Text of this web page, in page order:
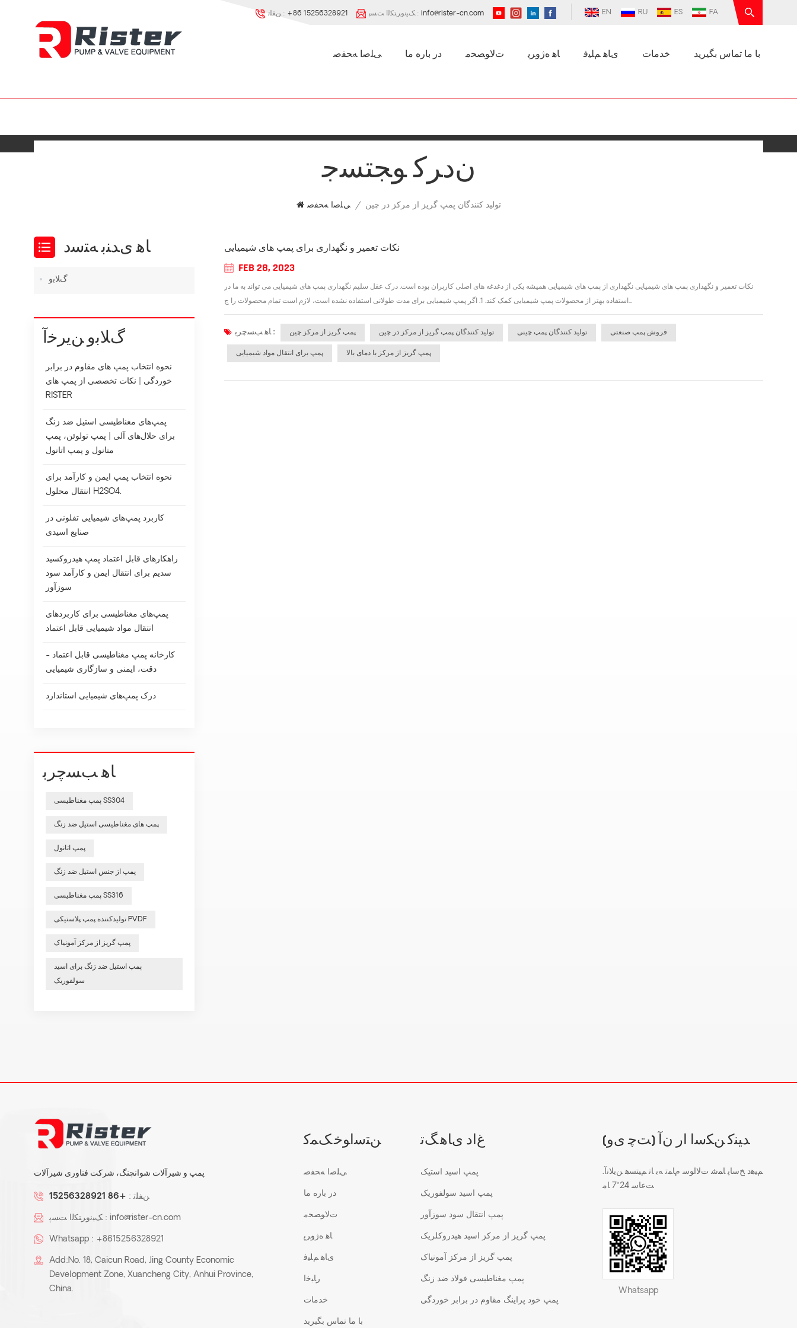
EN RU ES FA ﻦﻔﻠﺗ : +86 15256328921 ﮏﯿﻧﻭﺮﺘﮑﻟﺍ ﺖﺴﭘ : info@rister-cn.com
ﯽﻠﺻﺍ ﻪﺤﻔﺻ در باره ما ﺕﻻ ﻮﺼﺤﻣ ﺎﻫ ﻩﮊﻭﺮﭘ ﯼﺎﻫ ﻢﻠﯿﻓ خدمات با ما تماس بگیرید
ﻥﺩﺮﮐ ﻮﺠﺘﺴﺟ
ﯽﻠﺻﺍ ﻪﺤﻔﺻ / تولید کنندگان پمپ گریز از مرکز در چین
نکات تعمیر و نگهداری برای پمپ های شیمیایی
FEB 28, 2023
نکات تعمیر و نگهداری پمپ های شیمیایی نگهداری از پمپ های شیمیایی همیشه یکی از دغدغه های اصلی کاربران بوده است. درک عقل سلیم نگهداری پمپ های شیمیایی می تواند به ما در
استفاده بهتر از محصولات پمپ شیمیایی کمک کند. 1. اگر پمپ شیمیایی برای مدت طولانی استفاده نشده است، لازم است تمام محصولات را ج...
ﺎﻫ ﺐﺴﭼﺮﺑ : پمپ گریز از مرکز چین تولید کنندگان پمپ گریز از مرکز در چین تولید کنندگان پمپ چینی فروش پمپ صنعتی
پمپ برای انتقال مواد شیمیایی پمپ گریز از مرکز با دمای بالا
ﺎﻫ ﯼﺪﻨﺑ ﻪﺘﺳﺩ
ﮒﻼ ﺑﻭ
ﮒﻼ ﺑﻭ ﻦﯾﺮﺧﺁ
نحوه انتخاب پمپ های مقاوم در برابر
خوردگی | نکات تخصصی از پمپ های
RISTER
پمپ‌های مغناطیسی استیل ضد زنگ
برای حلال‌های آلی | پمپ تولوئن، پمپ
متانول و پمپ اتانول
نحوه انتخاب پمپ ایمن و کارآمد برای
انتقال محلول H2SO4.
کاربرد پمپ‌های شیمیایی تفلونی در
صنایع اسیدی
راهکارهای قابل اعتماد پمپ هیدروکسید
سدیم برای انتقال ایمن و کارآمد سود
سوزآور
پمپ‌های مغناطیسی برای کاربردهای
انتقال مواد شیمیایی قابل اعتماد
کارخانه پمپ مغناطیسی قابل اعتماد -
دقت، ایمنی و سازگاری شیمیایی
درک پمپ‌های شیمیایی استاندارد
ﺎﻫ ﺐﺴﭼﺮﺑ
پمپ مغناطیسی SS304
پمپ های مغناطیسی استیل ضد زنگ
پمپ اتانول
پمپ از جنس استیل ضد زنگ
پمپ مغناطیسی SS316
تولیدکننده پمپ پلاستیکی PVDF
پمپ گریز از مرکز آمونیاک
پمپ استیل ضد زنگ برای اسید
سولفوریک
پمپ و شیرآلات شوانچنگ، شرکت فناوری شیرآلات
ﻦﻔﻠﺗ : +86 15256328921
ﮏﯿﻧﻭﺮﺘﮑﻟﺍ ﺖﺴﭘ : info@rister-cn.com
Whatsapp : +8615256328921
Add:No. 18, Caicun Road, Jing County Economic
Development Zone, Xuancheng City, Anhui Province,
China.
ﻦﺘﺳﺍﻮﺧ ﮏﻤﮐ
ﯽﻠﺻﺍ ﻪﺤﻔﺻ
در باره ما
ﺕﻻ ﻮﺼﺤﻣ
ﺎﻫ ﻩﮊﻭﺮﭘ
ﯼﺎﻫ ﻢﻠﯿﻓ
ﺭﺎﺒﺧﺍ
خدمات
با ما تماس بگیرید
ﻍﺍﺩ ﯼﺎﻫ ﮓﺗ
پمپ اسید استیک
پمپ اسید سولفوریک
پمپ انتقال سود سوزآور
پمپ گریز از مرکز اسید هیدروکلریک
پمپ گریز از مرکز آمونیاک
پمپ مغناطیسی فولاد ضد زنگ
پمپ خود پراینگ مقاوم در برابر خوردگی
(ﺖﭼ ﯼﻭ) ﺪﯿﻨﮐ ﻦﮑﺳﺍ ﺍﺭ ﻥﺁ
.ﻢﯿﻫﺩ ﺦﺳﺎﭘ ﺎﻤﺷ ﺕﻻ ﺍﻮﺳ ﻡﺎﻤﺗ ﻪﺑ ﺎﺗ ﻢﯿﺘﺴﻫ ﻦﯾﻼ ﻧﺁ
ﺖﻋﺎﺳ 24*7 ﺎﻣ
Whatsapp